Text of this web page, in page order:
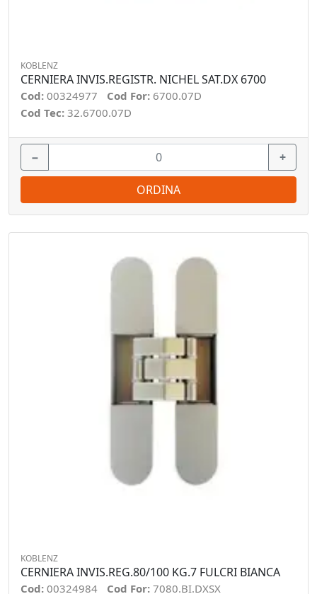
KOBLENZ
CERNIERA INVIS.REGISTR. NICHEL SAT.DX 6700
Cod: 00324977 Cod For: 6700.07D
Cod Tec: 32.6700.07D
− +
ORDINA
KOBLENZ
CERNIERA INVIS.REG.80/100 KG.7 FULCRI BIANCA
Cod: 00324984 Cod For: 7080.BI.DXSX